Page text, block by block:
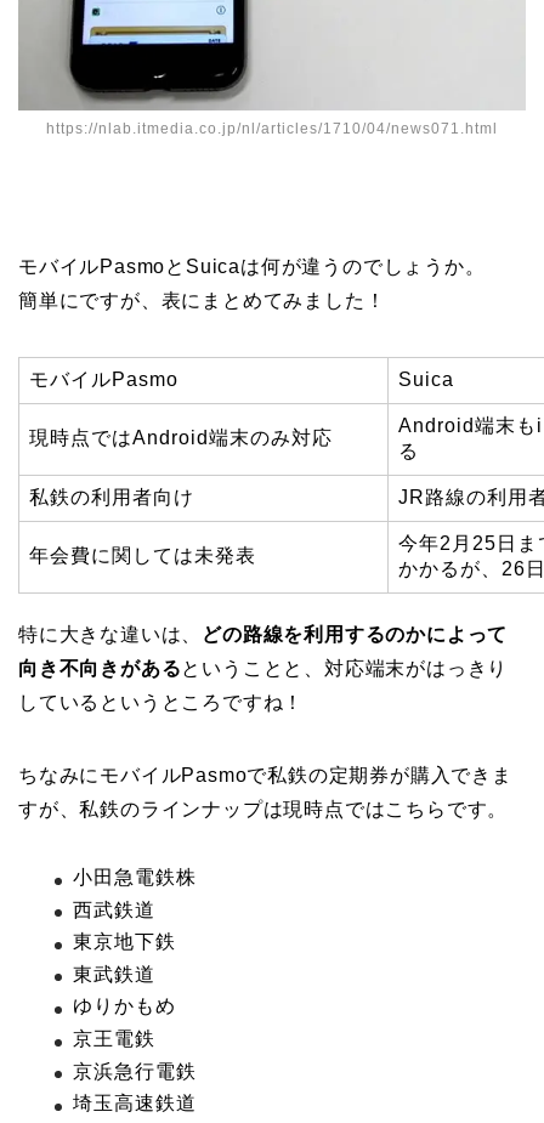
https://nlab.itmedia.co.jp/nl/articles/1710/04/news071.html
モバイルPasmoとSuicaは何が違うのでしょうか。
簡単にですが、表にまとめてみました！
モバイルPasmo Suica
現時点ではAndroid端末のみ対応
Android端末も
る
私鉄の利用者向け JR路線の利用
年会費に関しては未発表
今年2月25日
かかるが、26
特に大きな違いは、
どの路線を利用するのかによって
向き不向きがあるということと、対応端末がはっきり
しているというところですね！
ちなみにモバイルPasmoで私鉄の定期券が購入できま
すが、私鉄のラインナップは現時点ではこちらです。
小田急電鉄株
西武鉄道
東京地下鉄
東武鉄道
ゆりかもめ
京王電鉄
京浜急行電鉄
埼玉高速鉄道